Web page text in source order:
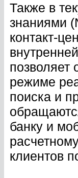
Также в
знаниями
контакт-
позволяет
режиме
поиска и
банку и
клиентов